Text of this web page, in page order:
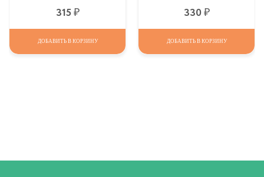
315
ДОБАВИТЬ В КОРЗИНУ
330
ДОБАВИТЬ В КОРЗИНУ